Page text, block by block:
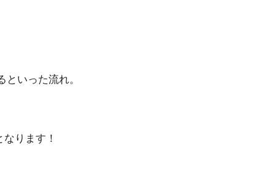
いった流れ。
ります！